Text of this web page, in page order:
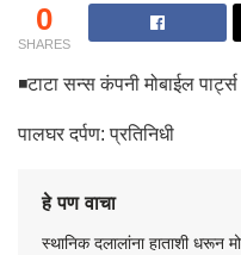
0
SHARES
◾टाटा सन्स कंपनी मोबाईल
पालघर दर्पण: प्रतिनिधी
हे पण वाचा
स्थानिक दलालांना हाताशी धरून